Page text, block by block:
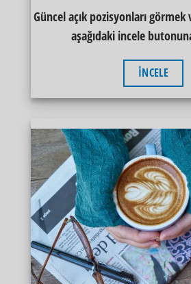
Güncel açık pozisyonları
aşağıdaki incele
İNCELE